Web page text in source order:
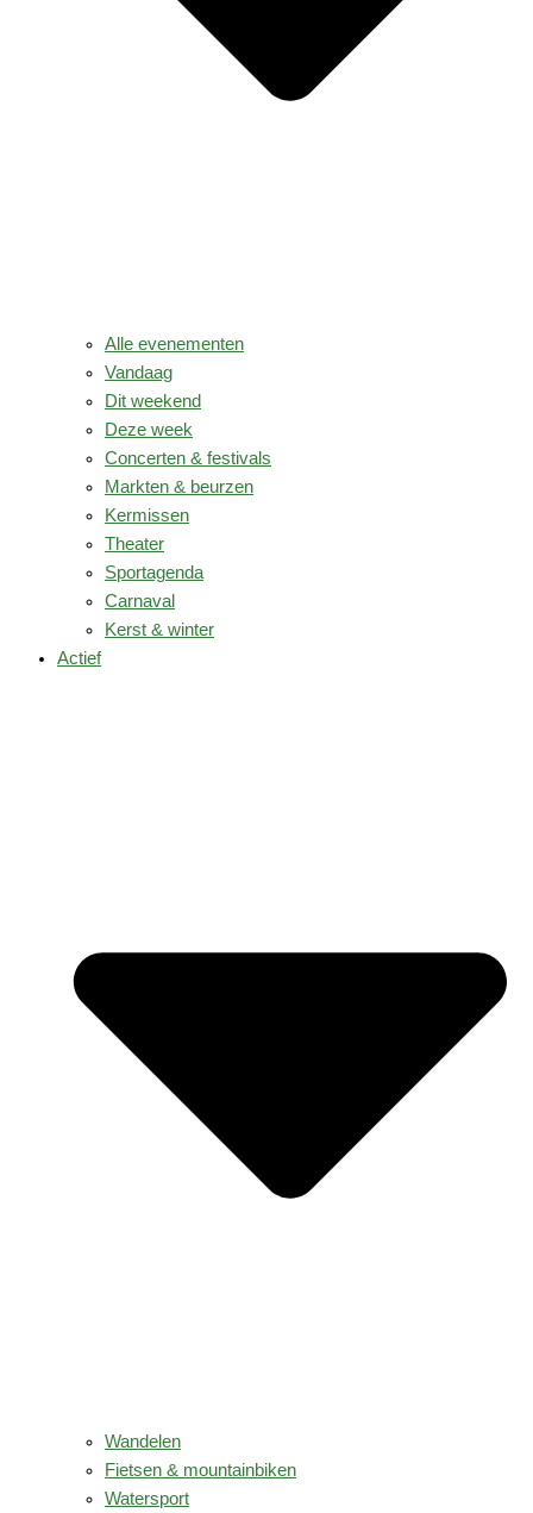
Alle evenementen
Vandaag
Dit weekend
Deze week
Concerten & festivals
Markten & beurzen
Kermissen
Theater
Sportagenda
Carnaval
Kerst & winter
Actief
Wandelen
Fietsen & mountainbiken
Watersport